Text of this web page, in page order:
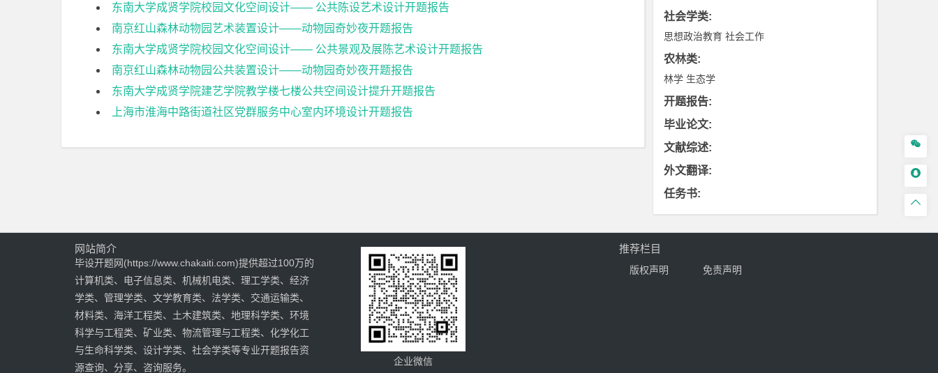
东南大学成贤学院校园文化空间设计—— 公共陈设艺术设计开题报告
南京红山森林动物园艺术装置设计——动物园奇妙夜开题报告
东南大学成贤学院校园文化空间设计—— 公共景观及展陈艺术设计开题报告
南京红山森林动物园公共装置设计——动物园奇妙夜开题报告
东南大学成贤学院建艺学院教学楼七楼公共空间设计提升开题报告
上海市淮海中路街道社区党群服务中心室内环境设计开题报告
社会学类:
思想政治教育 社会工作
农林类:
林学 生态学
开题报告:
毕业论文:
文献综述:
外文翻译:
任务书:



网站简介
毕设开题网(https://www.chakaiti.com)提供超过100万的
计算机类、电子信息类、机械机电类、理工学类、经济
学类、管理学类、文学教育类、法学类、交通运输类、
材料类、海洋工程类、土木建筑类、地理科学类、环境
科学与工程类、矿业类、物流管理与工程类、化学化工
与生命科学类、设计学类、社会学类等专业开题报告资
源查询、分享、咨询服务。
企业微信
推荐栏目
版权声明 免责声明